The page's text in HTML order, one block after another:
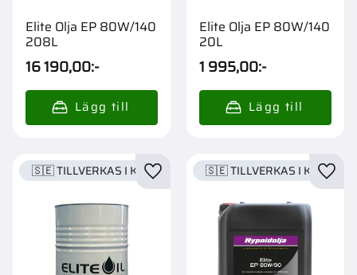
Elite Olja EP 80W/140
208L
16 190,00:-
Elite Olja EP 80W/140
20L
1 995,00:-
🇸🇪 TILLVERKAS I KARLSTADLägg till i favoriter
🇸🇪 TILLVERKAS I